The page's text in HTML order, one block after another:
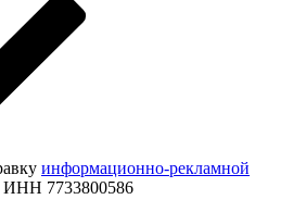
информационно-рекламной
ИНН 7733800586